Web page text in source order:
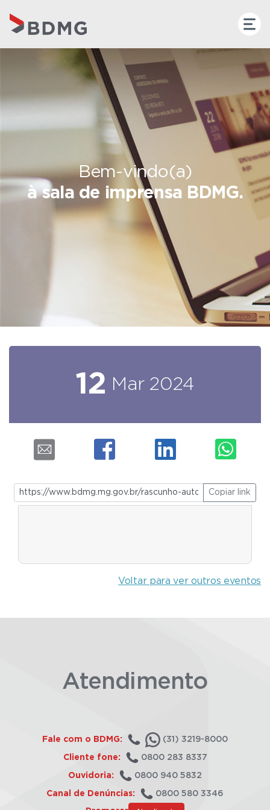
Bem-vindo(a)
à sala de imprensa BDMG.
12 Mar 2024
Copiar link
Voltar para ver outros eventos
Atendimento
Fale com o BDMG: (31) 3219-8000
Cliente fone: 0800 283 8337
Ouvidoria: 0800 940 5832
Canal de Denúncias: 0800 580 3346